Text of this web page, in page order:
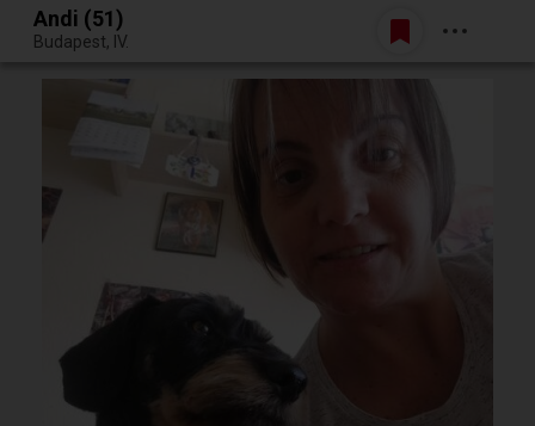
Egy jó randiból bármi lehet.
Belépés
Andi (51)
Budapest, IV.